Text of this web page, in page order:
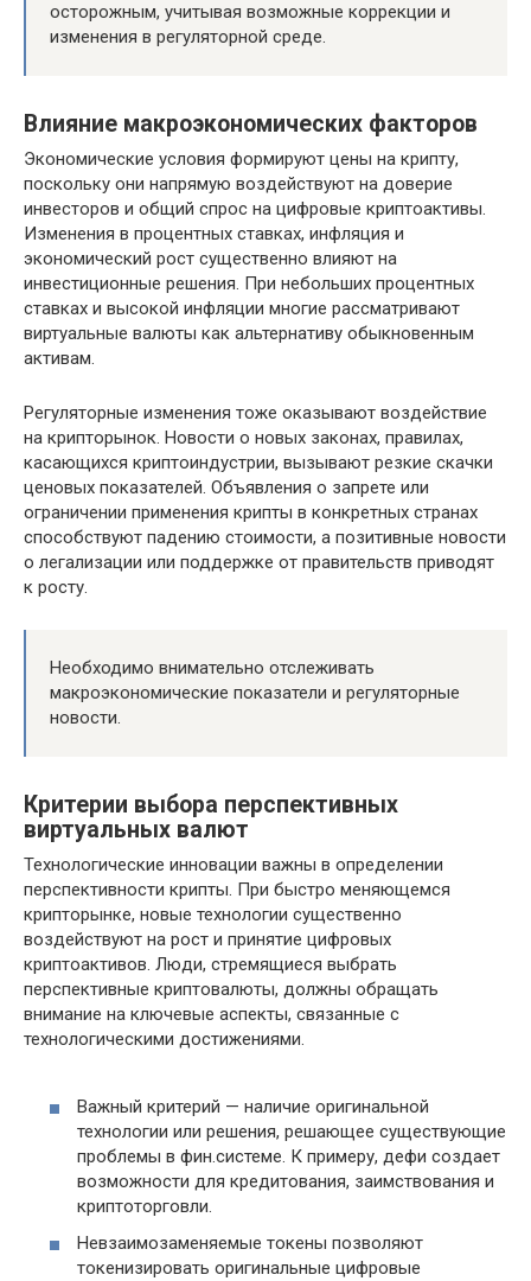
осторожным, учитывая возможные коррекции и
изменения в регуляторной среде.
Влияние макроэкономических факторов
Экономические условия формируют цены на крипту,
поскольку они напрямую воздействуют на доверие
инвесторов и общий спрос на цифровые криптоактивы.
Изменения в процентных ставках, инфляция и
экономический рост существенно влияют на
инвестиционные решения. При небольших процентных
ставках и высокой инфляции многие рассматривают
виртуальные валюты как альтернативу обыкновенным
активам.
Регуляторные изменения тоже оказывают воздействие
на крипторынок. Новости о новых законах, правилах,
касающихся криптоиндустрии, вызывают резкие скачки
ценовых показателей. Объявления о запрете или
ограничении применения крипты в конкретных странах
способствуют падению стоимости, а позитивные новости
о легализации или поддержке от правительств приводят
к росту.
Необходимо внимательно отслеживать
макроэкономические показатели и регуляторные
новости.
Критерии выбора перспективных
виртуальных валют
Технологические инновации важны в определении
перспективности крипты. При быстро меняющемся
крипторынке, новые технологии существенно
воздействуют на рост и принятие цифровых
криптоактивов. Люди, стремящиеся выбрать
перспективные криптовалюты, должны обращать
внимание на ключевые аспекты, связанные с
технологическими достижениями.
Важный критерий — наличие оригинальной
технологии или решения, решающее существующие
проблемы в фин.системе. К примеру, дефи создает
возможности для кредитования, заимствования и
криптоторговли.
Невзаимозаменяемые токены позволяют
токенизировать оригинальные цифровые